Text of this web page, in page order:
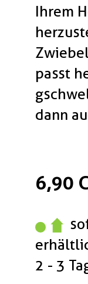
Ihrem
passt
dann
6,90
2 - 3